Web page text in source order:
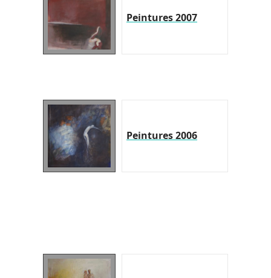
Peintures 2007
Peintures 2006